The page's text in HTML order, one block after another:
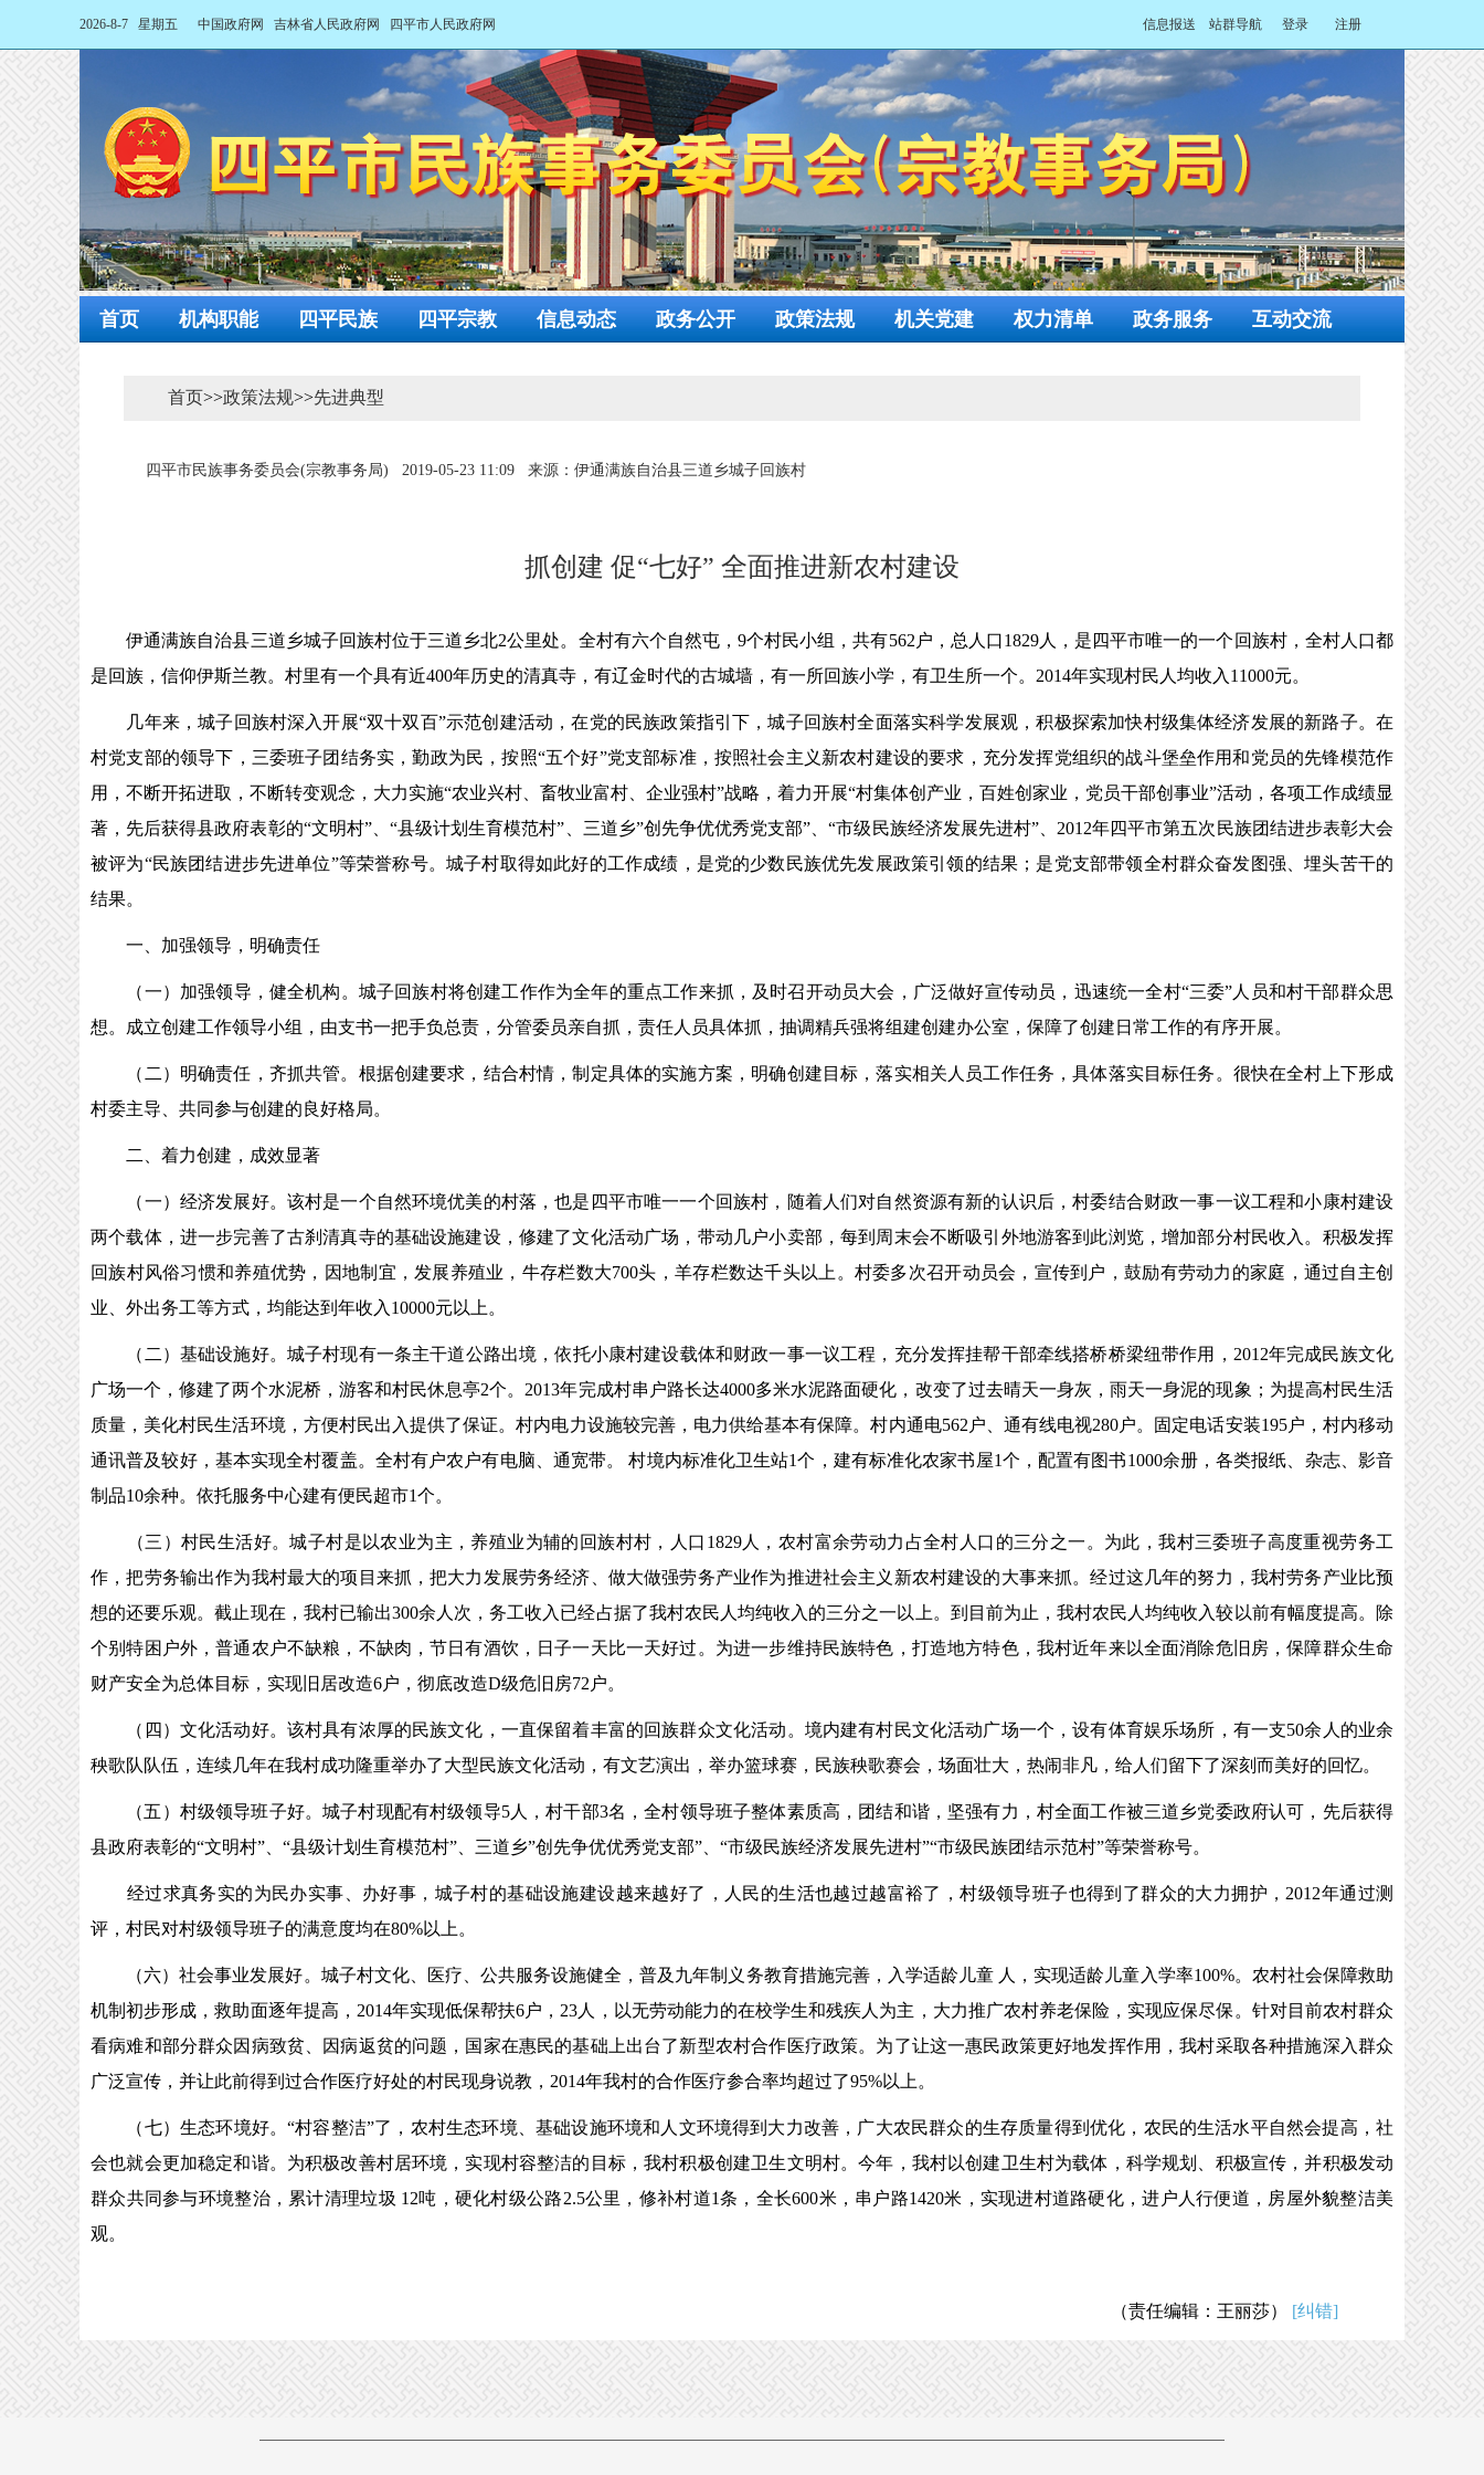
2026-8-7 星期五 中国政府网 吉林省人民政府网 四平市人民政府网 信息报送 站群导航 登录 注册
首页 机构职能 四平民族 四平宗教 信息动态 政务公开 政策法规 机关党建 权力清单 政务服务 互动交流
首页>>政策法规>>先进典型
四平市民族事务委员会(宗教事务局) 2019-05-23 11:09 来源：伊通满族自治县三道乡城子回族村
抓创建 促“七好” 全面推进新农村建设
伊通满族自治县三道乡城子回族村位于三道乡北2公里处。全村有六个自然屯，9个村民小组，共有562户，总人口1829人，是四平市唯一的一个回族村，全村人口都
是回族，信仰伊斯兰教。村里有一个具有近400年历史的清真寺，有辽金时代的古城墙，有一所回族小学，有卫生所一个。2014年实现村民人均收入11000元。
几年来，城子回族村深入开展“双十双百”示范创建活动，在党的民族政策指引下，城子回族村全面落实科学发展观，积极探索加快村级集体经济发展的新路子。在
村党支部的领导下，三委班子团结务实，勤政为民，按照“五个好”党支部标准，按照社会主义新农村建设的要求，充分发挥党组织的战斗堡垒作用和党员的先锋模范作
用，不断开拓进取，不断转变观念，大力实施“农业兴村、畜牧业富村、企业强村”战略，着力开展“村集体创产业，百姓创家业，党员干部创事业”活动，各项工作成绩显
著，先后获得县政府表彰的“文明村”、“县级计划生育模范村”、三道乡”创先争优优秀党支部”、“市级民族经济发展先进村”、2012年四平市第五次民族团结进步表彰大会
被评为“民族团结进步先进单位”等荣誉称号。城子村取得如此好的工作成绩，是党的少数民族优先发展政策引领的结果；是党支部带领全村群众奋发图强、埋头苦干的
结果。
一、加强领导，明确责任
（一）加强领导，健全机构。城子回族村将创建工作作为全年的重点工作来抓，及时召开动员大会，广泛做好宣传动员，迅速统一全村“三委”人员和村干部群众思
想。成立创建工作领导小组，由支书一把手负总责，分管委员亲自抓，责任人员具体抓，抽调精兵强将组建创建办公室，保障了创建日常工作的有序开展。
（二）明确责任，齐抓共管。根据创建要求，结合村情，制定具体的实施方案，明确创建目标，落实相关人员工作任务，具体落实目标任务。很快在全村上下形成
村委主导、共同参与创建的良好格局。
二、着力创建，成效显著
（一）经济发展好。该村是一个自然环境优美的村落，也是四平市唯一一个回族村，随着人们对自然资源有新的认识后，村委结合财政一事一议工程和小康村建设
两个载体，进一步完善了古刹清真寺的基础设施建设，修建了文化活动广场，带动几户小卖部，每到周末会不断吸引外地游客到此浏览，增加部分村民收入。积极发挥
回族村风俗习惯和养殖优势，因地制宜，发展养殖业，牛存栏数大700头，羊存栏数达千头以上。村委多次召开动员会，宣传到户，鼓励有劳动力的家庭，通过自主创
业、外出务工等方式，均能达到年收入10000元以上。
（二）基础设施好。城子村现有一条主干道公路出境，依托小康村建设载体和财政一事一议工程，充分发挥挂帮干部牵线搭桥桥梁纽带作用，2012年完成民族文化
广场一个，修建了两个水泥桥，游客和村民休息亭2个。2013年完成村串户路长达4000多米水泥路面硬化，改变了过去晴天一身灰，雨天一身泥的现象；为提高村民生活
质量，美化村民生活环境，方便村民出入提供了保证。村内电力设施较完善，电力供给基本有保障。村内通电562户、通有线电视280户。固定电话安装195户，村内移动
通讯普及较好，基本实现全村覆盖。全村有户农户有电脑、通宽带。 村境内标准化卫生站1个，建有标准化农家书屋1个，配置有图书1000余册，各类报纸、杂志、影音
制品10余种。依托服务中心建有便民超市1个。
（三）村民生活好。城子村是以农业为主，养殖业为辅的回族村村，人口1829人，农村富余劳动力占全村人口的三分之一。为此，我村三委班子高度重视劳务工
作，把劳务输出作为我村最大的项目来抓，把大力发展劳务经济、做大做强劳务产业作为推进社会主义新农村建设的大事来抓。经过这几年的努力，我村劳务产业比预
想的还要乐观。截止现在，我村已输出300余人次，务工收入已经占据了我村农民人均纯收入的三分之一以上。到目前为止，我村农民人均纯收入较以前有幅度提高。除
个别特困户外，普通农户不缺粮，不缺肉，节日有酒饮，日子一天比一天好过。为进一步维持民族特色，打造地方特色，我村近年来以全面消除危旧房，保障群众生命
财产安全为总体目标，实现旧居改造6户，彻底改造D级危旧房72户。
（四）文化活动好。该村具有浓厚的民族文化，一直保留着丰富的回族群众文化活动。境内建有村民文化活动广场一个，设有体育娱乐场所，有一支50余人的业余
秧歌队队伍，连续几年在我村成功隆重举办了大型民族文化活动，有文艺演出，举办篮球赛，民族秧歌赛会，场面壮大，热闹非凡，给人们留下了深刻而美好的回忆。
（五）村级领导班子好。城子村现配有村级领导5人，村干部3名，全村领导班子整体素质高，团结和谐，坚强有力，村全面工作被三道乡党委政府认可，先后获得
县政府表彰的“文明村”、“县级计划生育模范村”、三道乡”创先争优优秀党支部”、“市级民族经济发展先进村”“市级民族团结示范村”等荣誉称号。
经过求真务实的为民办实事、办好事，城子村的基础设施建设越来越好了，人民的生活也越过越富裕了，村级领导班子也得到了群众的大力拥护，2012年通过测
评，村民对村级领导班子的满意度均在80%以上。
（六）社会事业发展好。城子村文化、医疗、公共服务设施健全，普及九年制义务教育措施完善，入学适龄儿童 人，实现适龄儿童入学率100%。农村社会保障救助
机制初步形成，救助面逐年提高，2014年实现低保帮扶6户，23人，以无劳动能力的在校学生和残疾人为主，大力推广农村养老保险，实现应保尽保。针对目前农村群众
看病难和部分群众因病致贫、因病返贫的问题，国家在惠民的基础上出台了新型农村合作医疗政策。为了让这一惠民政策更好地发挥作用，我村采取各种措施深入群众
广泛宣传，并让此前得到过合作医疗好处的村民现身说教，2014年我村的合作医疗参合率均超过了95%以上。
（七）生态环境好。“村容整洁”了，农村生态环境、基础设施环境和人文环境得到大力改善，广大农民群众的生存质量得到优化，农民的生活水平自然会提高，社
会也就会更加稳定和谐。为积极改善村居环境，实现村容整洁的目标，我村积极创建卫生文明村。今年，我村以创建卫生村为载体，科学规划、积极宣传，并积极发动
群众共同参与环境整治，累计清理垃圾 12吨，硬化村级公路2.5公里，修补村道1条，全长600米，串户路1420米，实现进村道路硬化，进户人行便道，房屋外貌整洁美
观。
（责任编辑：王丽莎） [纠错]